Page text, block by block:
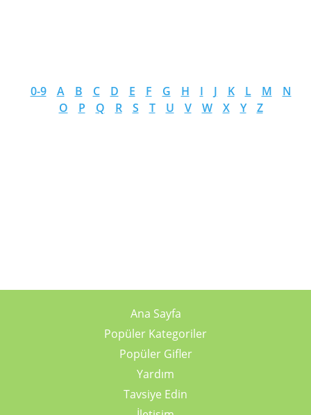
0-9 A B C D E F G H I J K L M
N
O
P Q R S T U V W X Y Z
Ana Sayfa
Popüler Kategoriler
Popüler Gifler
Yardım
Tavsiye Edin